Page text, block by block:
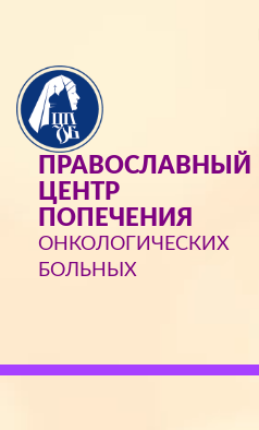
ПРАВОСЛАВНЫЙ
ЦЕНТР
ПОПЕЧЕНИЯ
ОНКОЛОГИЧЕСКИХ
БОЛЬНЫХ